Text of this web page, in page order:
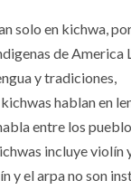
solo en kichwa,
de
y tradiciones,
hablan en
entre los
incluye
y el arpa no son